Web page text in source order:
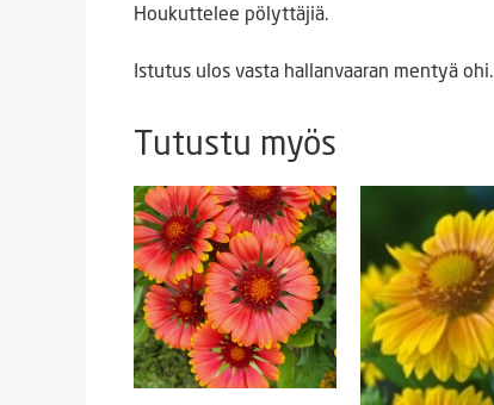
Houkuttelee pölyttäjiä.
Istutus ulos vasta hallanvaaran mentyä ohi.
Tutustu myös